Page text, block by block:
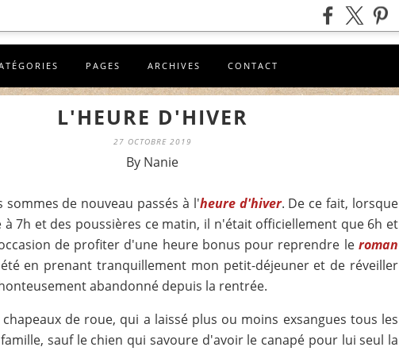
PAGES ARCHIVES CONTACT
L'HEURE D'HIVER
27 OCTOBRE 2019
By Nanie
sommes de nouveau passés à l'heure d'hiver. De ce fait, lorsque
à 7h et des poussières ce matin, il n'était officiellement que 6h et
de profiter d'une heure bonus pour reprendre le roman
en prenant tranquillement mon petit-déjeuner et de réveiller
abandonné depuis la rentrée.
de roue, qui a laissé plus ou moins exsangues tous les
sauf le chien qui savoure d'avoir le canapé pour lui seul la